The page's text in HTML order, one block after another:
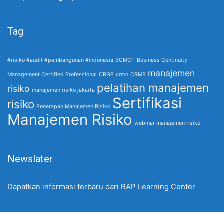
Tag
#risiko #audit #pembangunan #indonesia BCMCP Business Continuity
Management Certified Professional CRGP crmo CRMP manajemen
risiko manajemen risiko jakarta pelatihan manajemen
risiko Penerapan Manajemen Risiko Sertifikasi
Manajemen Risiko webinar manajemen risiko
Newslater
Dapatkan informasi terbaru dari RAP Learning Center